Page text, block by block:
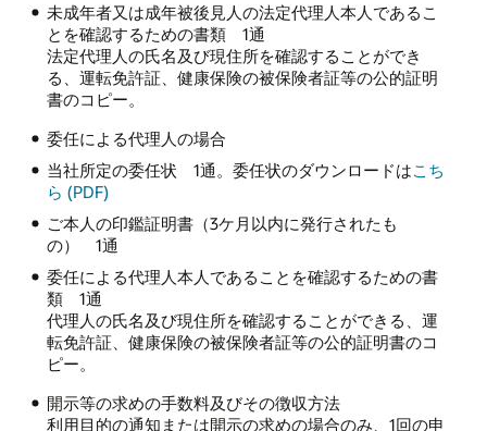
未成年者又は成年被後見人の法定代理人本人であるこ
とを確認するための書類 1通
法定代理人の氏名及び現住所を確認することができ
る、運転免許証、健康保険の被保険者証等の公的証明
書のコピー。
委任による代理人の場合
当社所定の委任状 1通。委任状のダウンロードはこち
ら (PDF)
ご本人の印鑑証明書（3ケ月以内に発行されたも
の） 1通
委任による代理人本人であることを確認するための書
類 1通
代理人の氏名及び現住所を確認することができる、運
転免許証、健康保険の被保険者証等の公的証明書のコ
ピー。
開示等の求めの手数料及びその徴収方法
利用目的の通知または開示の求めの場合のみ、1回の申